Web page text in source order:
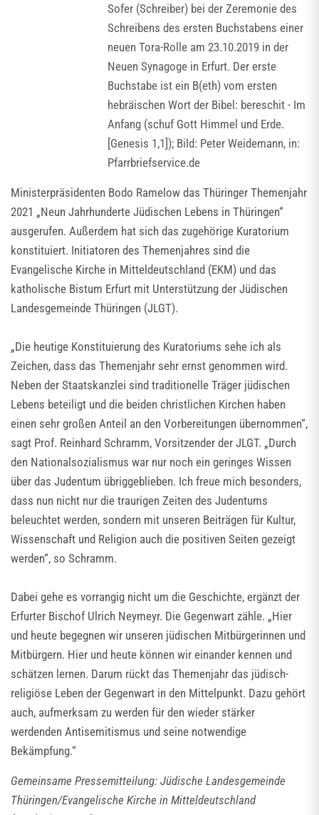
Sofer (Schreiber) bei der Zeremonie des
Schreibens des ersten Buchstabens einer
neuen Tora-Rolle am 23.10.2019 in der
Neuen Synagoge in Erfurt. Der erste
Buchstabe ist ein B(eth) vom ersten
hebräischen Wort der Bibel: bereschit - Im
Anfang (schuf Gott Himmel und Erde.
[Genesis 1,1]); Bild: Peter Weidemann, in:
Pfarrbriefservice.de
Ministerpräsidenten Bodo Ramelow das Thüringer Themenjahr
2021 „Neun Jahrhunderte Jüdischen Lebens in Thüringen“
ausgerufen. Außerdem hat sich das zugehörige Kuratorium
konstituiert. Initiatoren des Themenjahres sind die
Evangelische Kirche in Mitteldeutschland (EKM) und das
katholische Bistum Erfurt mit Unterstützung der Jüdischen
Landesgemeinde Thüringen (JLGT).
„Die heutige Konstituierung des Kuratoriums sehe ich als
Zeichen, dass das Themenjahr sehr ernst genommen wird.
Neben der Staatskanzlei sind traditionelle Träger jüdischen
Lebens beteiligt und die beiden christlichen Kirchen haben
einen sehr großen Anteil an den Vorbereitungen übernommen“,
sagt Prof. Reinhard Schramm, Vorsitzender der JLGT. „Durch
den Nationalsozialismus war nur noch ein geringes Wissen
über das Judentum übriggeblieben. Ich freue mich besonders,
dass nun nicht nur die traurigen Zeiten des Judentums
beleuchtet werden, sondern mit unseren Beiträgen für Kultur,
Wissenschaft und Religion auch die positiven Seiten gezeigt
werden“, so Schramm.
Dabei gehe es vorrangig nicht um die Geschichte, ergänzt der
Erfurter Bischof Ulrich Neymeyr. Die Gegenwart zähle. „Hier
und heute begegnen wir unseren jüdischen Mitbürgerinnen und
Mitbürgern. Hier und heute können wir einander kennen und
schätzen lernen. Darum rückt das Themenjahr das jüdisch-
religiöse Leben der Gegenwart in den Mittelpunkt. Dazu gehört
auch, aufmerksam zu werden für den wieder stärker
werdenden Antisemitismus und seine notwendige
Bekämpfung.“
Gemeinsame Pressemitteilung: Jüdische Landesgemeinde
Thüringen/Evangelische Kirche in Mitteldeutschland